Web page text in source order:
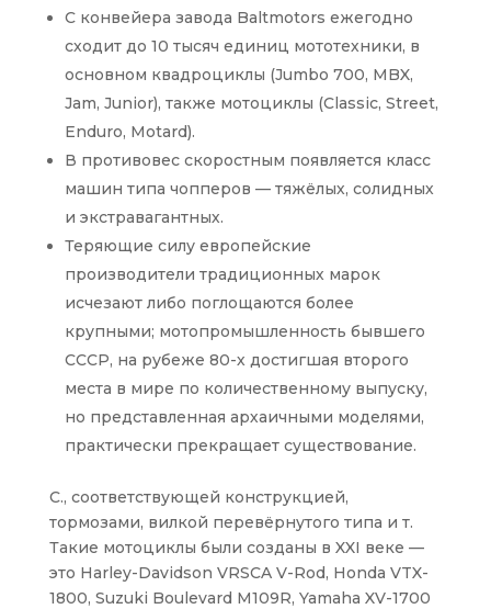
С конвейера завода Baltmotors ежегодно
сходит до 10 тысяч единиц мототехники, в
основном квадроциклы (Jumbo 700, MBX,
Jam, Junior), также мотоциклы (Classic, Street,
Enduro, Motard).
В противовес скоростным появляется класс
машин типа чопперов — тяжёлых, солидных
и экстравагантных.
Теряющие силу европейские
производители традиционных марок
исчезают либо поглощаются более
крупными; мотопромышленность бывшего
СССР, на рубеже 80-х достигшая второго
места в мире по количественному выпуску,
но представленная архаичными моделями,
практически прекращает существование.
С., соответствующей конструкцией,
тормозами, вилкой перевёрнутого типа и т.
Такие мотоциклы были созданы в XXI веке —
это Harley-Davidson VRSCA V-Rod, Honda VTX-
1800, Suzuki Boulevard M109R, Yamaha XV-1700